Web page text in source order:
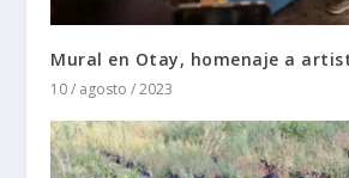
Mural en Otay, homenaje a
10 / agosto / 2023